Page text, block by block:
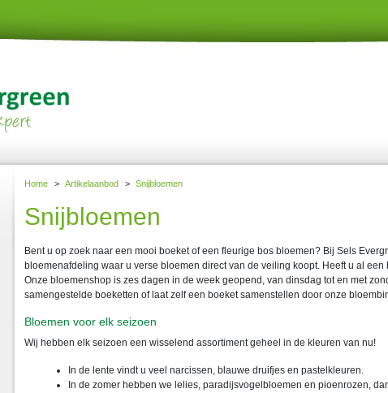
Home > Artikelaanbod > Snijbloemen
Snijbloemen
Bent u op zoek naar een mooi boeket of een fleurige bos bloemen? Bij Sels
bloemenafdeling waar u verse bloemen direct van de veiling koopt. Heeft u al
Onze bloemenshop is zes dagen in de week geopend, van dinsdag tot en met
samengestelde boeketten of laat zelf een boeket samenstellen door onze
Bloemen voor elk seizoen
Wij hebben elk seizoen een wisselend assortiment geheel in de kleuren van nu!
In de lente vindt u veel narcissen, blauwe druifjes en pastelkleuren.
In de zomer hebben we lelies, paradijsvogelbloemen en pioenrozen,